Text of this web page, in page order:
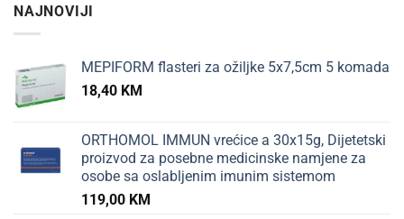
NAJNOVIJI
MEPIFORM flasteri za ožiljke 5x7,5cm 5 komada
18,40 KM
ORTHOMOL IMMUN vrećice a 30x15g, Dijetetski
proizvod za posebne medicinske namjene za
osobe sa oslabljenim imunim sistemom
119,00 KM